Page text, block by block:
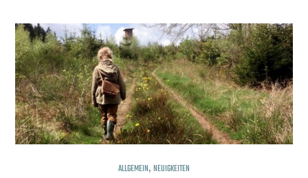
ALLGEMEIN, NEUIGKEITEN